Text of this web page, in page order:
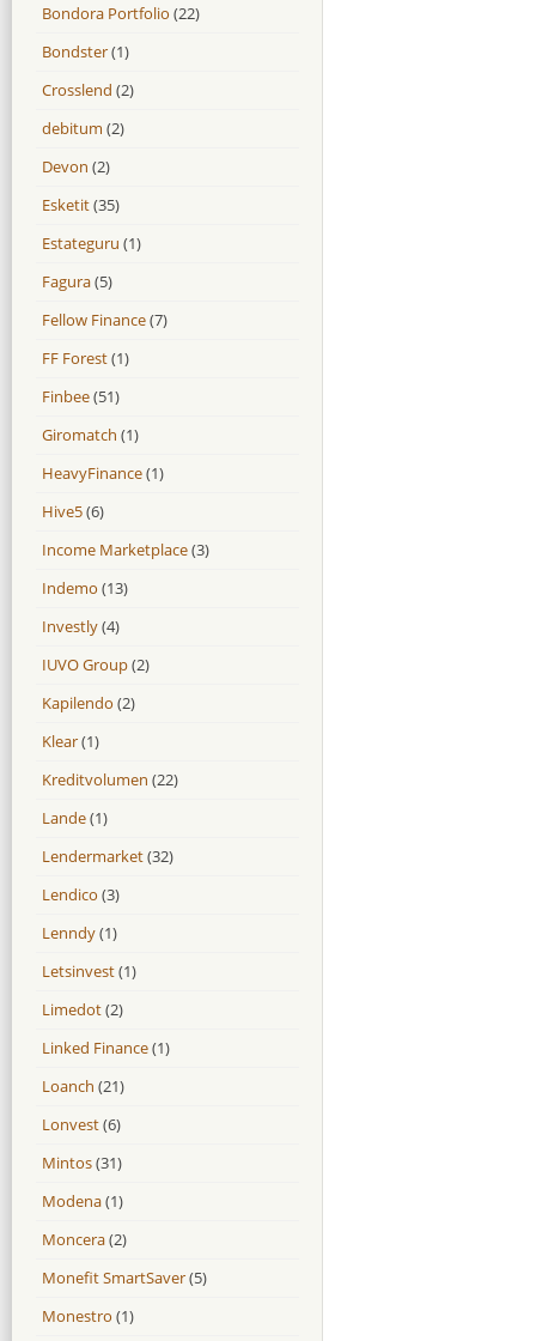
Bondora Portfolio (22)
Bondster(1)
Crosslend (2)
debitum (2)
Devon (2)
Esketit(35)
Estateguru (1)
Fagura(5)
Fellow Finance(7)
FF Forest(1)
Finbee(51)
Giromatch (1)
HeavyFinance(1)
Hive5(6)
Income Marketplace(3)
Indemo (13)
Investly(4)
IUVO Group(2)
Kapilendo (2)
Klear(1)
Kreditvolumen (22)
Lande(1)
Lendermarket(32)
Lendico (3)
Lenndy(1)
Letsinvest(1)
Limedot(2)
Linked Finance(1)
Loanch (21)
Lonvest(6)
Mintos(31)
Modena(1)
Moncera(2)
Monefit SmartSaver(5)
Monestro (1)